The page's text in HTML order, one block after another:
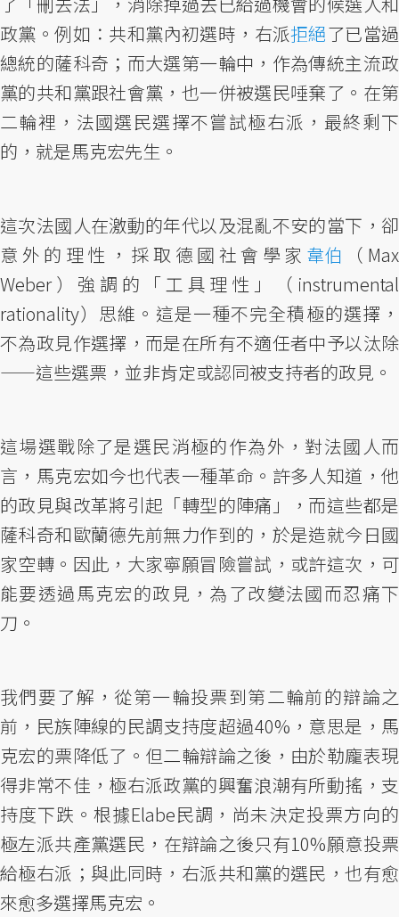
政黨。例如：共和黨內初選時，右派拒絕了已當過
總統的薩科奇；而大選第一輪中，作為傳統主流政
黨的共和黨跟社會黨，也一併被選民唾棄了。在第
二輪裡，法國選民選擇不嘗試極右派，最終剩下
的，就是馬克宏先生。
這次法國人在激動的年代以及混亂不安的當下，卻
意外的理性，採取德國社會學家 韋伯 （Max
Weber）強調的「工具理性」（instrumental
rationality）思維。這是一種不完全積極的選擇，
不為政見作選擇，而是在所有不適任者中予以汰除
——這些選票，並非肯定或認同被支持者的政見。
這場選戰除了是選民消極的作為外，對法國人而
言，馬克宏如今也代表一種革命。許多人知道，他
的政見與改革將引起「轉型的陣痛」，而這些都是
薩科奇和歐蘭德先前無力作到的，於是造就今日國
家空轉。因此，大家寧願冒險嘗試，或許這次，可
能要透過馬克宏的政見，為了改變法國而忍痛下
刀。
我們要了解，從第一輪投票到第二輪前的辯論之
前，民族陣線的民調支持度超過40%，意思是，馬
克宏的票降低了。但二輪辯論之後，由於勒龐表現
得非常不佳，極右派政黨的興奮浪潮有所動搖，支
持度下跌。根據Elabe民調，尚未決定投票方向的
極左派共產黨選民，在辯論之後只有10%願意投票
給極右派；與此同時，右派共和黨的選民，也有愈
來愈多選擇馬克宏。